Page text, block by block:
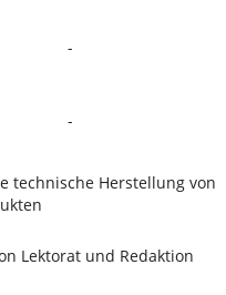
-
-
technische Herstellung von
Lektorat und Redaktion